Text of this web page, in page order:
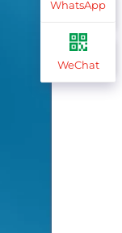
WhatsApp
WeChat